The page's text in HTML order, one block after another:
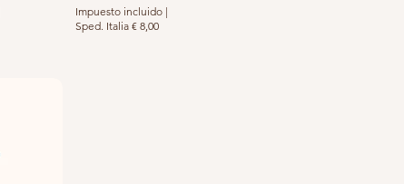
Impuesto incluido |
Sped. Italia € 8,00